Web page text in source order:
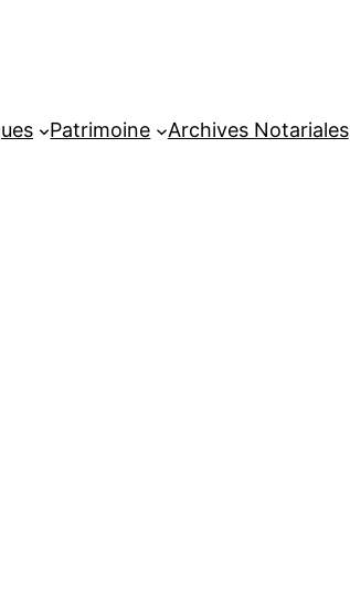
Patrimoine Archives Notariales